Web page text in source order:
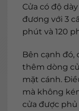
Cửa có độ
đương với 3
phút và 120
Bên cạnh đó,
thêm dòng
mặt cánh.
mà không
cửa được